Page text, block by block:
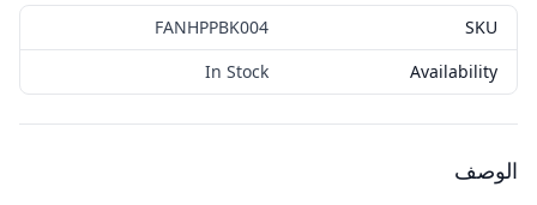
SKU
FANHPPBK004
Availability
In Stock
الوصف